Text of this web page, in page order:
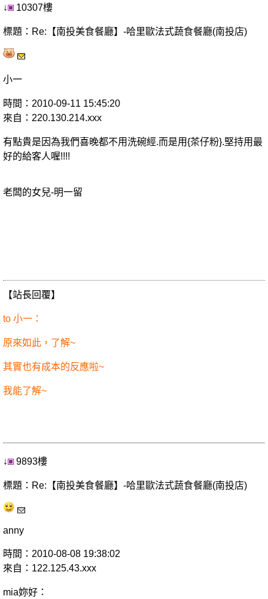
↓ 10307樓
標題：Re:【南投美食餐廳】-哈里歐法式蔬食餐廳(南投店)
小一
時間：2010-09-11 15:45:20
來自：220.130.214.xxx
有點貴是因為我們喜晚都不用洗碗經.而是用{茶仔粉}.堅持用最
好的給客人喔!!!!
老闆的女兒-明一留
【站長回覆】
to 小一：
原來如此，了解~
其實也有成本的反應啦~
我能了解~
↓ 9893樓
標題：Re:【南投美食餐廳】-哈里歐法式蔬食餐廳(南投店)
anny
時間：2010-08-08 19:38:02
來自：122.125.43.xxx
mia妳好：